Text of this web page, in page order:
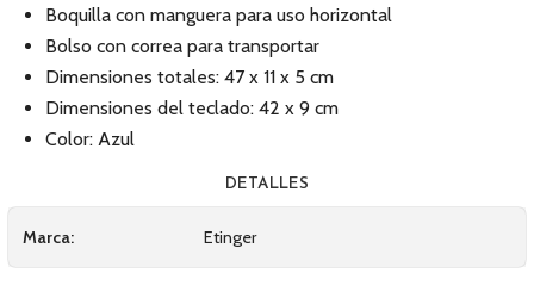
Boquilla con manguera para uso horizontal
Bolso con correa para transportar
Dimensiones totales: 47 x 11 x 5 cm
Dimensiones del teclado: 42 x 9 cm
Color: Azul
DETALLES
Marca: Etinger